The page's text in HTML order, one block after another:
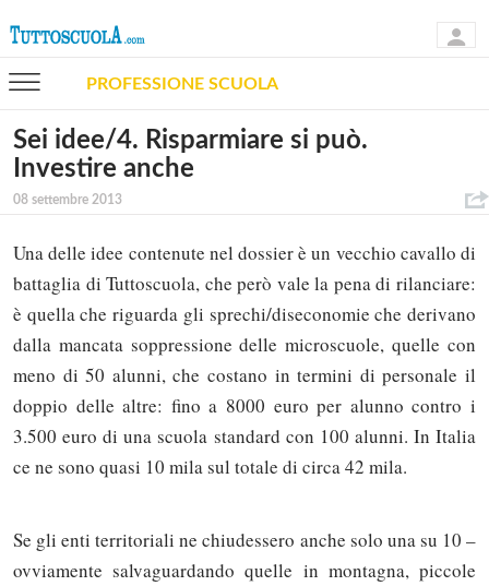
PROFESSIONE SCUOLA
Sei idee/4. Risparmiare si può.
Investire anche
08 settembre 2013
Una delle idee contenute nel dossier è un vecchio cavallo di
battaglia di Tuttoscuola, che però vale la pena di rilanciare:
è quella che riguarda gli sprechi/diseconomie che derivano
dalla mancata soppressione delle microscuole, quelle con
meno di 50 alunni, che costano in termini di personale il
doppio delle altre: fino a 8000 euro per alunno contro i
3.500 euro di una scuola standard con 100 alunni. In Italia
ce ne sono quasi 10 mila sul totale di circa 42 mila.
Se gli enti territoriali ne chiudessero anche solo una su 10 –
ovviamente salvaguardando quelle in montagna, piccole